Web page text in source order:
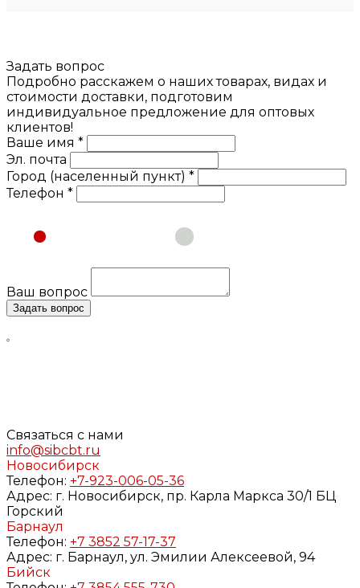
Задать вопрос
Подробно расскажем о наших товарах, видах и
стоимости доставки, подготовим
индивидуальное предложение для оптовых
клиентов!
Ваше имя *
Эл. почта
Город (населенный пункт) *
Телефон *
Юридическое лицо
Ваш вопрос
Задать вопрос
Связаться с нами
info@sibcbt.ru
Новосибирск
Телефон: +7-923-006-05-36
Адрес: г. Новосибирск, пр. Карла Маркса 30/1 БЦ
Горский
Барнаул
Телефон: +7 3852 57-17-37
Адрес: г. Барнаул, ул. Эмилии Алексеевой, 94
Бийск